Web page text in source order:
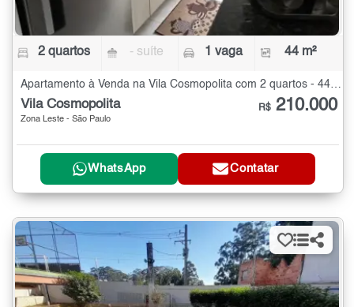
2 quartos - suíte 1 vaga 44 m²
Apartamento à Venda na Vila Cosmopolita com 2 quartos - 44 m²
Vila Cosmopolita
Zona Leste - São Paulo
R$ 210.000
WhatsApp Contatar